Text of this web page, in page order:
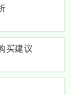
买建议